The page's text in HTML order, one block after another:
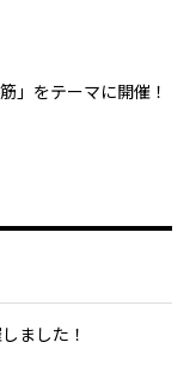
」をテーマに開催！
ました！